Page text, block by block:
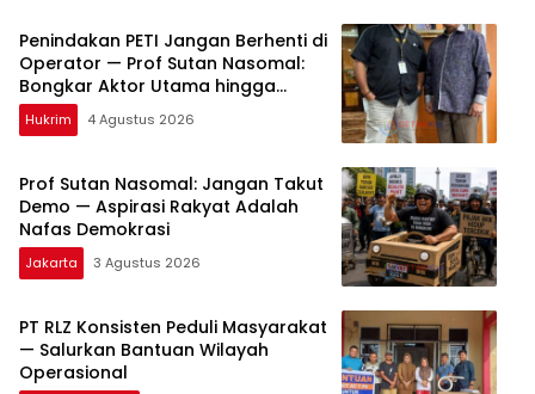
Penindakan PETI Jangan Berhenti di
Operator — Prof Sutan Nasomal:
Bongkar Aktor Utama hingga
Pemodal
Hukrim 4 Agustus 2026
Prof Sutan Nasomal: Jangan Takut
Demo — Aspirasi Rakyat Adalah
Nafas Demokrasi
Jakarta 3 Agustus 2026
PT RLZ Konsisten Peduli Masyarakat
— Salurkan Bantuan Wilayah
Operasional